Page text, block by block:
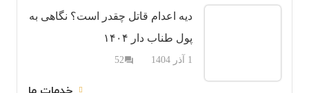
دیه اعدام قاتل چقدر است؟ نگاهی به
پول طناب دار ۱۴۰۴
1 آذر 1404 question_answer
52دیدگاه